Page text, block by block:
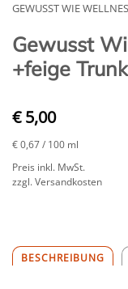
GEWUSST WIE
Gewusst
+feige
€ 5,00
€ 0,67/ 100 ml
Preis inkl. MwSt.
zzgl. Versandkosten
BESCHREIBUNG